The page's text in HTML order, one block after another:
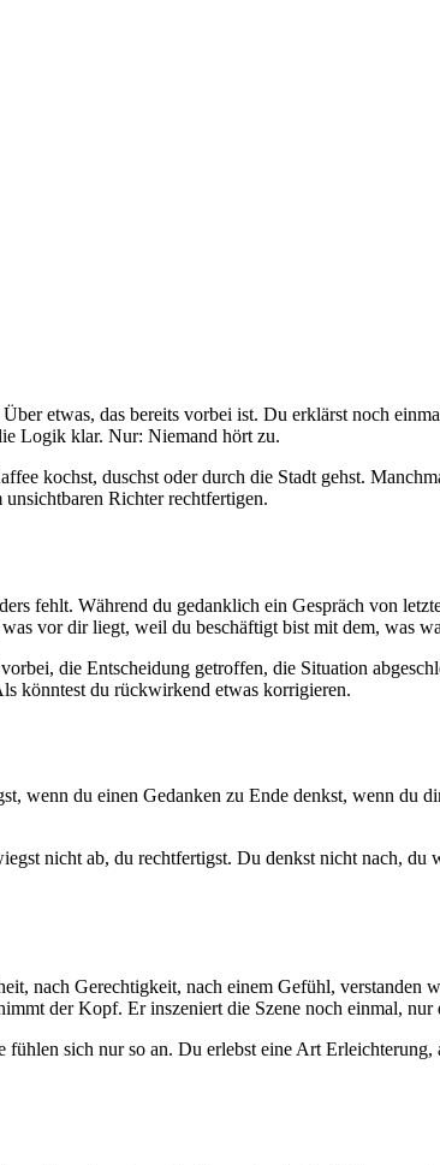
etwas, das bereits vorbei ist. Du erklärst noch
Logik klar. Nur: Niemand hört zu.
kochst, duschst oder durch die Stadt gehst.
Richter rechtfertigen.
fehlt. Während du gedanklich ein Gespräch von
vor dir liegt, weil du beschäftigt bist mit dem, was
die Entscheidung getroffen, die Situation
könntest du rückwirkend etwas korrigieren.
wenn du einen Gedanken zu Ende denkst, wenn du
nicht ab, du rechtfertigst. Du denkst nicht nach,
nach Gerechtigkeit, nach einem Gefühl,
der Kopf. Er inszeniert die Szene noch einmal,
sich nur so an. Du erlebst eine Art